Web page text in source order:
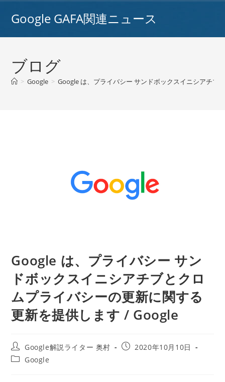
Google GAFA関連ニュース
ブログ
> Google > Google は、プライバシー サンドボックスイニシアチブ
Google は、プライバシー サン
ドボックスイニシアチブとクロ
ムプライバシーの更新に関する
更新を提供します / Google
投
稿
者:
Google解説ライター 奥村
投
2020年10月10日
投
Google